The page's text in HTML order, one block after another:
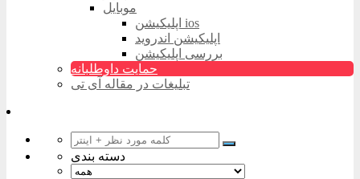
موبایل
اپلیکیشن ios
اپلیکیشن اندروید
بررسی اپلیکیشن
حمایت داوطلبانه
تبلیغات در مقاله آی تی
دسته بندی